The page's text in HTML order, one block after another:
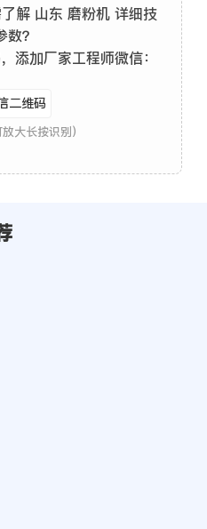
解 山东 磨粉机 详细技
数？
添加厂家工程师微信：
大长按识别)